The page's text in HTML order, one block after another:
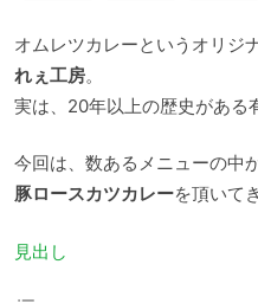
オムレツカレーというオリジ
れぇ工房。
実は、20年以上の歴史がある
今回は、数あるメニューの中か
豚ロースカツカレーを頂いて
見出し